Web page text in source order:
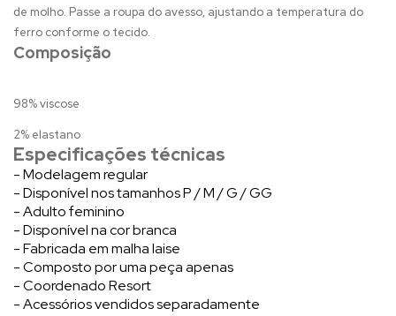
de molho. Passe a roupa do avesso, ajustando a temperatura do
ferro conforme o tecido.
Composição
98% viscose
2% elastano
Especificações técnicas
- Modelagem regular
- Disponível nos tamanhos P / M / G / GG
- Adulto feminino
- Disponível na cor branca
- Fabricada em malha laise
- Composto por uma peça apenas
- Coordenado Resort
- Acessórios vendidos separadamente